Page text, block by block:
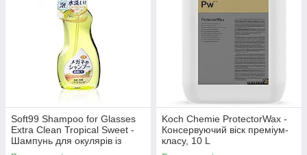
Soft99 Shampoo for Glasses
Extra Clean Tropical Sweet -
Шампунь для окулярів із
запахом тропічних фруктів,
Koch Chemie ProtectorWax -
Консервуючий віск преміум-
класу, 10 L